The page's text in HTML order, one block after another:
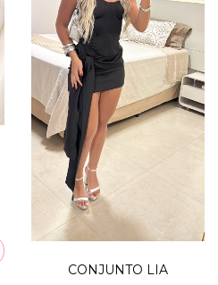
CONJUNTO LIA